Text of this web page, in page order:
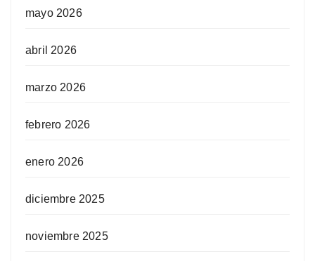
mayo 2026
abril 2026
marzo 2026
febrero 2026
enero 2026
diciembre 2025
noviembre 2025